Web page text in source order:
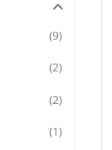
(9)
(2)
(2)
(1)